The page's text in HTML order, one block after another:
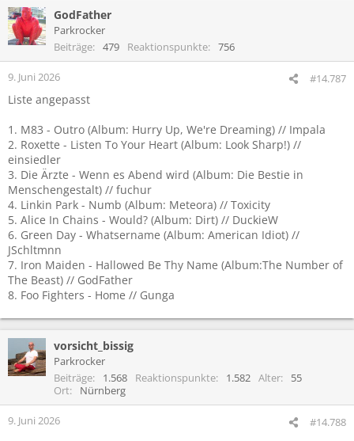
GodFather
Parkrocker
Beiträge
479 Reaktionspunkte 756
9. Juni 2026 #14.787
Liste angepasst
1. M83 - Outro (Album: Hurry Up, We're Dreaming) // Impala
2. Roxette - Listen To Your Heart (Album: Look Sharp!) //
einsiedler
3. Die Ärzte - Wenn es Abend wird (Album: Die Bestie in
Menschengestalt) // fuchur
4. Linkin Park - Numb (Album: Meteora) // Toxicity
5. Alice In Chains - Would? (Album: Dirt) // DuckieW
6. Green Day - Whatsername (Album: American Idiot) //
JSchltmnn
7. Iron Maiden - Hallowed Be Thy Name (Album:The Number of
The Beast) // GodFather
8. Foo Fighters - Home // Gunga
vorsicht_bissig
Parkrocker
Beiträge
1.568 Reaktionspunkte 1.582 Alter
55
Ort
Nürnberg
9. Juni 2026 #14.788